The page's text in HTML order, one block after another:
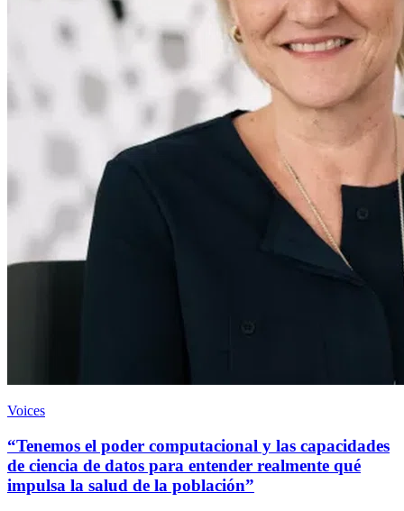
Voices
“Tenemos el poder computacional y las capacidades
de ciencia de datos para entender realmente qué
impulsa la salud de la población”